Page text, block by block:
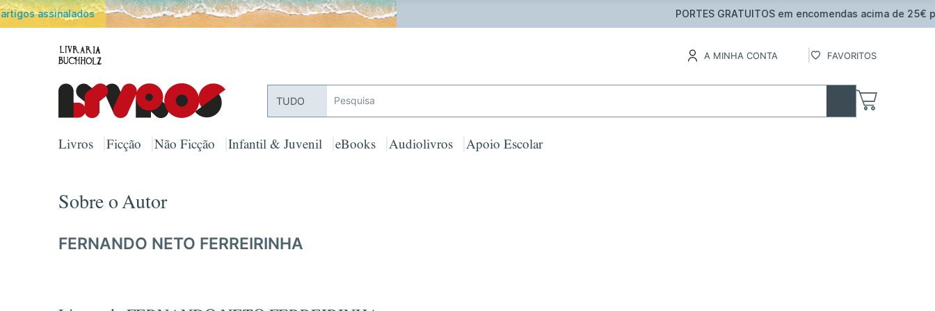
PORTES GRATUITOS em encomendas acima de 25€ para Portugal Continental
A MINHA CONTA FAVORITOS
TUDO
Livros Ficção Não Ficção Infantil & Juvenil eBooks Audiolivros Apoio Escolar
Sobre o Autor
FERNANDO NETO FERREIRINHA